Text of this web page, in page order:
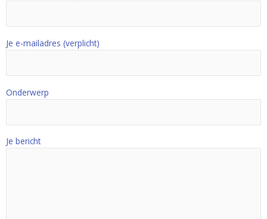
Je e-mailadres (verplicht)
Onderwerp
Je bericht